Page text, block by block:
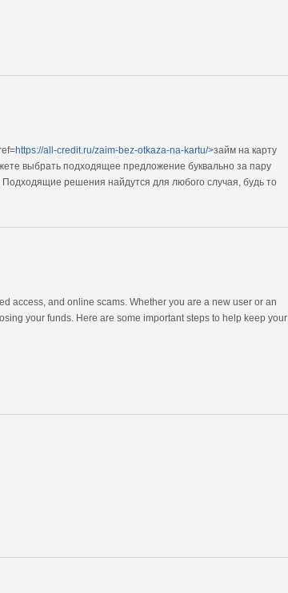
https://all-credit.ru/zaim-bez-otkaza-na-kartu/>займ на карту
выбрать подходящее предложение буквально за пару
решения найдутся для любого случая, будь то
access, and online scams. Whether you are a new user or an
your funds. Here are some important steps to help keep your